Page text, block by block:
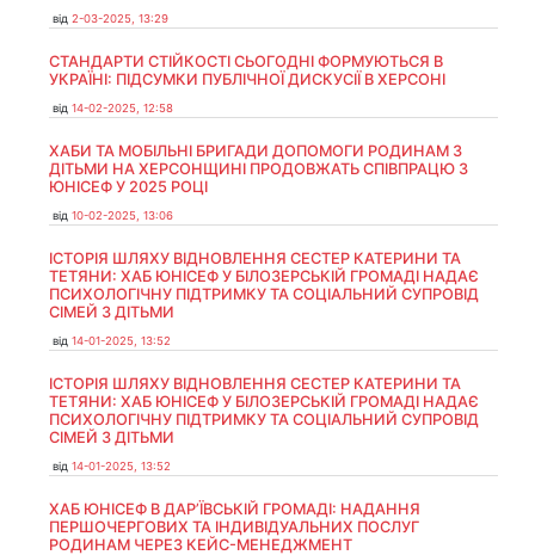
від 2-03-2025, 13:29
СТАНДАРТИ СТІЙКОСТІ СЬОГОДНІ ФОРМУЮТЬСЯ В
УКРАЇНІ: ПІДСУМКИ ПУБЛІЧНОЇ ДИСКУСІЇ В ХЕРСОНІ
від 14-02-2025, 12:58
ХАБИ ТА МОБІЛЬНІ БРИГАДИ ДОПОМОГИ РОДИНАМ З
ДІТЬМИ НА ХЕРСОНЩИНІ ПРОДОВЖАТЬ СПІВПРАЦЮ З
ЮНІСЕФ У 2025 РОЦІ
від 10-02-2025, 13:06
ІСТОРІЯ ШЛЯХУ ВІДНОВЛЕННЯ СЕСТЕР КАТЕРИНИ ТА
ТЕТЯНИ: ХАБ ЮНІСЕФ У БІЛОЗЕРСЬКІЙ ГРОМАДІ НАДАЄ
ПСИХОЛОГІЧНУ ПІДТРИМКУ ТА СОЦІАЛЬНИЙ СУПРОВІД
СІМЕЙ З ДІТЬМИ
від 14-01-2025, 13:52
ІСТОРІЯ ШЛЯХУ ВІДНОВЛЕННЯ СЕСТЕР КАТЕРИНИ ТА
ТЕТЯНИ: ХАБ ЮНІСЕФ У БІЛОЗЕРСЬКІЙ ГРОМАДІ НАДАЄ
ПСИХОЛОГІЧНУ ПІДТРИМКУ ТА СОЦІАЛЬНИЙ СУПРОВІД
СІМЕЙ З ДІТЬМИ
від 14-01-2025, 13:52
ХАБ ЮНІСЕФ В ДАР’ЇВСЬКІЙ ГРОМАДІ: НАДАННЯ
ПЕРШОЧЕРГОВИХ ТА ІНДИВІДУАЛЬНИХ ПОСЛУГ
РОДИНАМ ЧЕРЕЗ КЕЙС-МЕНЕДЖМЕНТ